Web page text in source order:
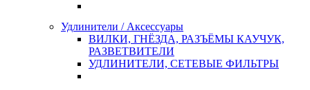
Удлинители / Аксессуары
ВИЛКИ, ГНЁЗДА, РАЗЪЁМЫ КАУЧУК,
РАЗВЕТВИТЕЛИ
УДЛИНИТЕЛИ, СЕТЕВЫЕ ФИЛЬТРЫ